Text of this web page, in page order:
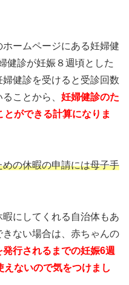
ームページにある妊婦健
健診が妊娠８週頃とした
健診を受けると受診回数
ことから、 妊婦健診のた
ができる計算になりま
めの休暇の申請には母子手
にしてくれる自治体もあ
ない場合は、赤ちゃんの
発行されるまでの妊娠6週
えないので気をつけまし